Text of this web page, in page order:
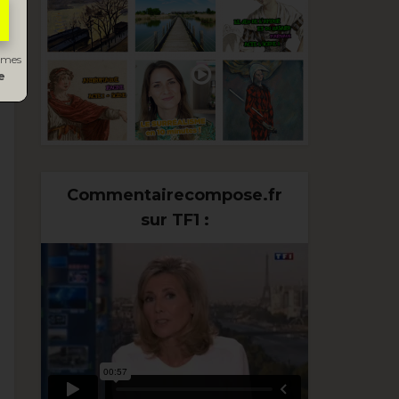
Commentairecompose.fr
sur TF1 :